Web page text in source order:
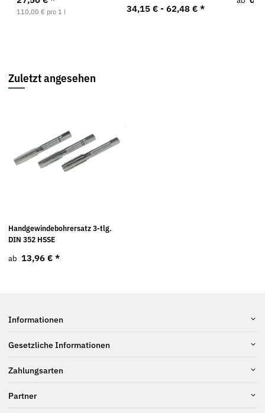
110,00 € pro 1 l 34,15 € - 62,48 € *
Zuletzt angesehen
Handgewindebohrersatz 3-tlg.
DIN 352 HSSE
ab 13,96 € *
Informationen
Gesetzliche Informationen
Zahlungsarten
Partner